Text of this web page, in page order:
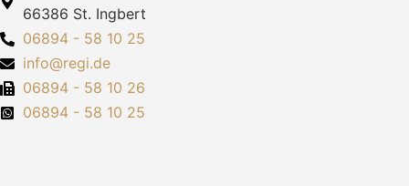
66386 St. Ingbert
06894 - 58 10 25
info@regi.de
06894 - 58 10 26
06894 - 58 10 25